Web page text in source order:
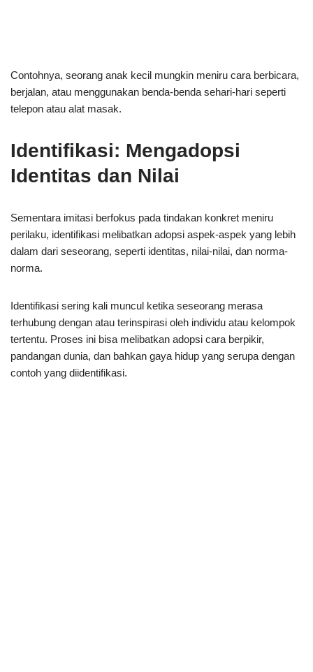
Contohnya, seorang anak kecil mungkin meniru cara berbicara,
berjalan, atau menggunakan benda-benda sehari-hari seperti
telepon atau alat masak.
Identifikasi: Mengadopsi
Identitas dan Nilai
Sementara imitasi berfokus pada tindakan konkret meniru
perilaku, identifikasi melibatkan adopsi aspek-aspek yang lebih
dalam dari seseorang, seperti identitas, nilai-nilai, dan norma-
norma.
Identifikasi sering kali muncul ketika seseorang merasa
terhubung dengan atau terinspirasi oleh individu atau kelompok
tertentu. Proses ini bisa melibatkan adopsi cara berpikir,
pandangan dunia, dan bahkan gaya hidup yang serupa dengan
contoh yang diidentifikasi.